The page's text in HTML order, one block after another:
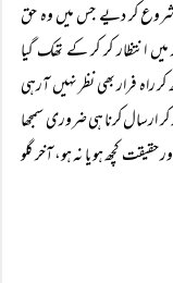
کر دیے جس میں وہ حق
انتظار کر کر کے تھک گیا
راہ فرار بھی نظر نہیں آرہی
ارسال کرنا ہی ضروری سمجھا
کچھ ہو یا نہ ہو، آخر گلو